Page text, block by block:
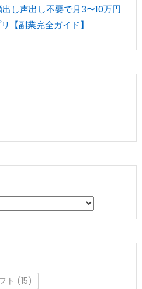
出し声出し不要で月3〜10万円
【副業完全ガイド】
ト (15)